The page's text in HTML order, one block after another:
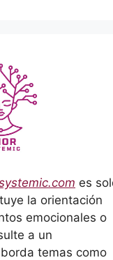
es
la orientación
emocionales o
a un
temas como